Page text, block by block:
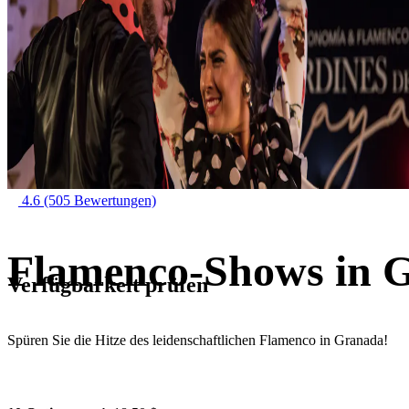
4.6 (505 Bewertungen)
Flamenco-Shows in
Spüren Sie die Hitze des leidenschaftlichen Flamenco in Granada!
Verfügbarkeit prüfen